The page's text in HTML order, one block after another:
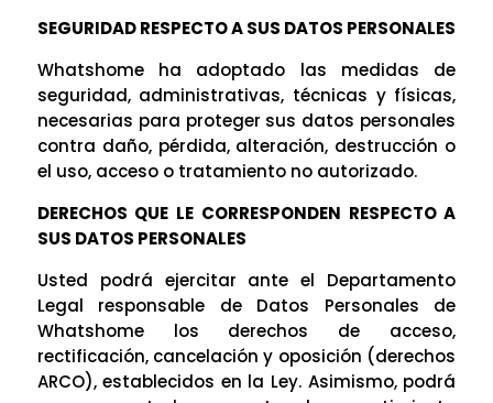
SEGURIDAD RESPECTO A SUS DATOS PERSONALES
Whatshome ha adoptado las medidas de
seguridad, administrativas, técnicas y físicas,
necesarias para proteger sus datos personales
contra daño, pérdida, alteración, destrucción o
el uso, acceso o tratamiento no autorizado.
DERECHOS QUE LE CORRESPONDEN RESPECTO A
SUS DATOS PERSONALES
Usted podrá ejercitar ante el Departamento
Legal responsable de Datos Personales de
Whatshome los derechos de acceso,
rectificación, cancelación y oposición (derechos
ARCO), establecidos en la Ley. Asimismo, podrá